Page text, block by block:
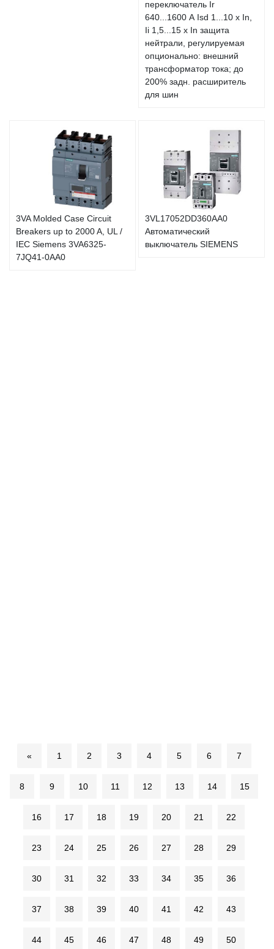
переключатель Ir
640...1600 А Isd 1...10 x In,
Ii 1,5...15 x In защита
нейтрали, регулируемая
опционально: внешний
трансформатор тока; до
200% задн. расширитель
для шин
3VA Molded Case Circuit
Breakers up to 2000 A, UL /
IEC Siemens 3VA6325-
7JQ41-0AA0
3VL17052DD360AA0
Автоматический
выключатель SIEMENS
« 1 2 3 4 5 6 7
8 9 10 11 12 13 14 15
16 17 18 19 20 21 22
23 24 25 26 27 28 29
30 31 32 33 34 35 36
37 38 39 40 41 42 43
44 45 46 47 48 49 50